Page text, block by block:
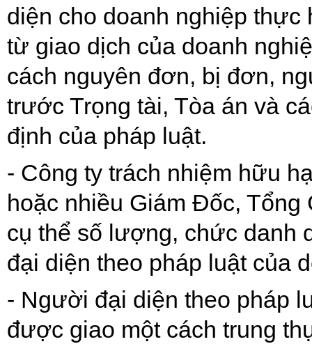
diện cho doanh nghiệp thực
từ giao dịch của doanh
cách nguyên đơn, bị đơn,
trước Trọng tài, Tòa án và
định của pháp luật.
- Công ty trách nhiệm hữu
hoặc nhiều Giám Đốc,
cụ thể số lượng, chức danh
đại diện theo pháp luật của
- Người đại diện theo pháp
được giao một cách trung